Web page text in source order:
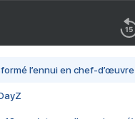
l’ennui en chef-d’œuvre